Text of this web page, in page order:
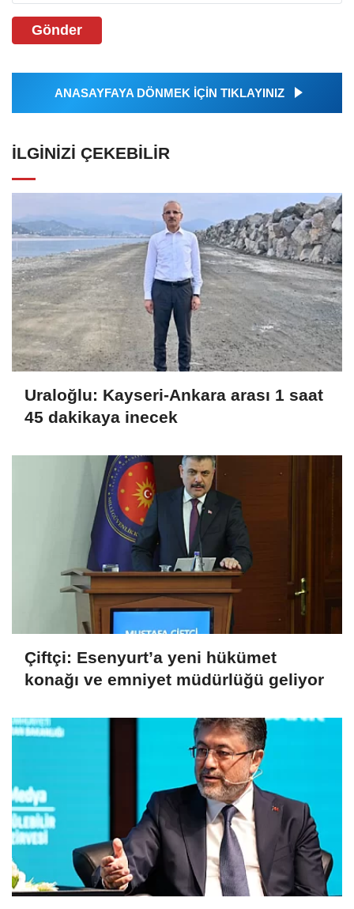
Gönder
ANASAYFAYA DÖNMEK İÇİN TIKLAYINIZ
İLGINIZI ÇEKEBILIR
Uraloğlu: Kayseri-Ankara arası 1 saat
45 dakikaya inecek
Çiftçi: Esenyurt’a yeni hükümet
konağı ve emniyet müdürlüğü geliyor